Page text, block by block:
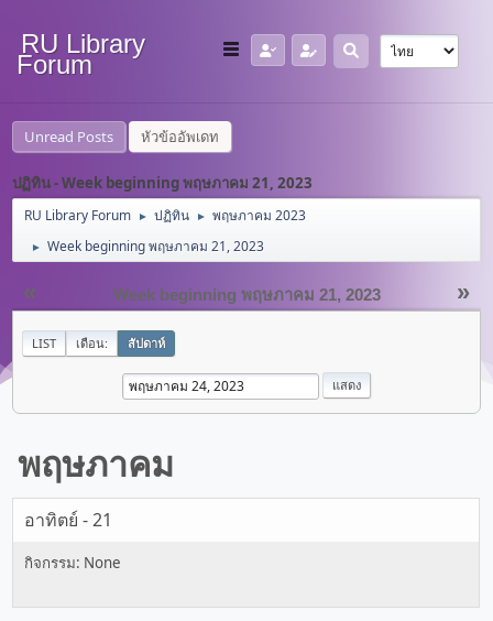
RU Library
Forum
Unread Posts หัวข้ออัพเดท
ปฏิทิน - Week beginning พฤษภาคม 21, 2023
RU Library Forum ► ปฏิทิน ► พฤษภาคม 2023
► Week beginning พฤษภาคม 21, 2023
« »
Week beginning พฤษภาคม 21, 2023
LIST เดือน: สัปดาห์
พฤษภาคม
อาทิตย์ - 21